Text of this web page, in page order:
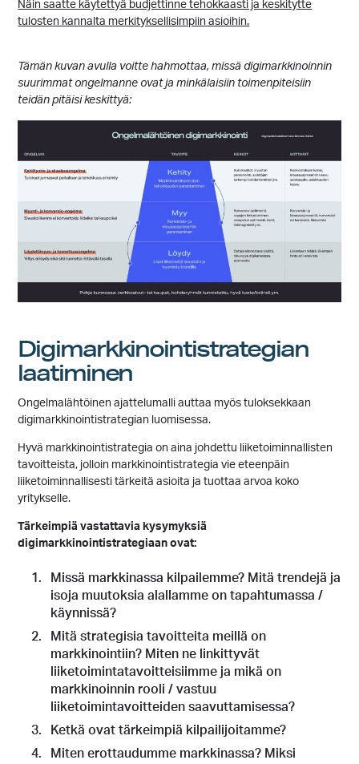
Näin saatte käytettyä budjettinne tehokkaasti ja keskitytte
tulosten kannalta merkityksellisimpiin asioihin.
Tämän kuvan avulla voitte hahmottaa, missä digimarkkinoinnin
suurimmat ongelmanne ovat ja minkälaisiin toimenpiteisiin
teidän pitäisi keskittyä:
Digimarkkinointistrategian
laatiminen
Ongelmalähtöinen ajattelumalli auttaa myös tuloksekkaan
digimarkkinointistrategian luomisessa.
Hyvä markkinointistrategia on aina johdettu liiketoiminnallisten
tavoitteista, jolloin markkinointistrategia vie eteenpäin
liiketoiminnallisesti tärkeitä asioita ja tuottaa arvoa koko
yritykselle.
Tärkeimpiä vastattavia kysymyksiä
digimarkkinointistrategiaan ovat:
Missä markkinassa kilpailemme? Mitä trendejä ja
isoja muutoksia alallamme on tapahtumassa /
käynnissä?
Mitä strategisia tavoitteita meillä on
markkinointiin? Miten ne linkittyvät
liiketoimintatavoitteisiimme ja mikä on
markkinoinnin rooli / vastuu
liiketoimintavoitteiden saavuttamisessa?
Ketkä ovat tärkeimpiä kilpailijoitamme?
Miten erottaudumme markkinassa? Miksi